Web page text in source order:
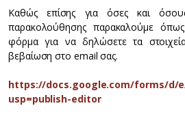
Καθώς επίσης για όσες και
παρακολούθησης παρακαλούμε
φόρμα για να δηλώσετε τα
βεβαίωση στο email σας.
https://docs.google.com/forms/d/e/
usp=publish-editor